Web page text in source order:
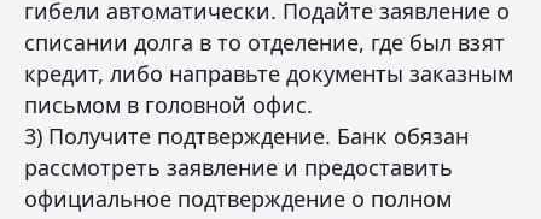
гибели автоматически. Подайте заявление о
списании долга в то отделение, где был взят
кредит, либо направьте документы заказным
письмом в головной офис.
3) Получите подтверждение. Банк обязан
рассмотреть заявление и предоставить
официальное подтверждение о полном